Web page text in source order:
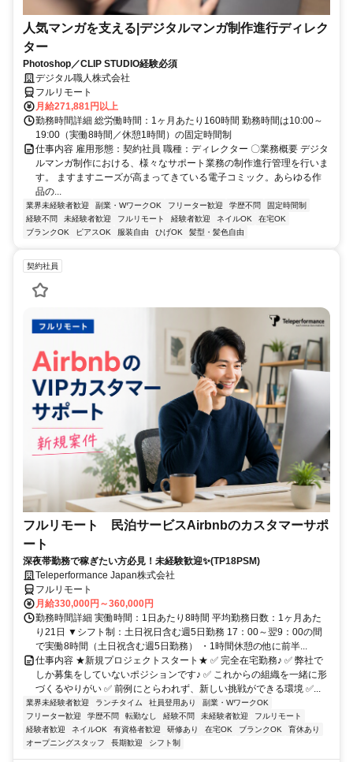
人気マンガを支える|デジタルマンガ制作進行ディレク
ター
Photoshop／CLIP STUDIO経験必須
デジタル職人株式会社
フルリモート
月給271,881円以上
勤務時間詳細 総労働時間：1ヶ月あたり160時間 勤務時間は10:00～
19:00（実働8時間／休憩1時間）の固定時間制
仕事内容 雇用形態：契約社員 職種：ディレクター 〇業務概要 デジタ
ルマンガ制作における、様々なサポート業務の制作進行管理を行いま
す。 ますますニーズが高まってきている電子コミック。あらゆる作
品の...
業界未経験者歓迎 副業・WワークOK フリーター歓迎 学歴不問
固定時間制
経験不問
未経験者歓迎 フルリモート 経験者歓迎 ネイルOK
在宅OK
ブランクOK
ピアスOK 服装自由 ひげOK 髪型・髪色自由
契約社員
フルリモート 民泊サービスAirbnbのカスタマーサポ
ート
深夜帯勤務で稼ぎたい方必見！未経験歓迎✨(TP18PSM)
Teleperformance Japan株式会社
フルリモート
月給330,000円～360,000円
勤務時間詳細 実働時間：1日あたり8時間 平均勤務日数：1ヶ月あた
り21日 ▼シフト制：土日祝日含む週5日勤務 17：00～翌9：00の間
で実働8時間（土日祝含む週5日勤務） ・1時間休憩の他に前半...
仕事内容 ★新規プロジェクトスタート★ ✅ 完全在宅勤務♪ ✅ 弊社で
しか募集をしていないポジションです♪ ✅ これからの組織を一緒に形
づくるやりがい ✅ 前例にとらわれず、新しい挑戦ができる環境 ✅...
業界未経験者歓迎 ランチタイム 社員登用あり
副業・WワークOK
フリーター歓迎
学歴不問 転勤なし 経験不問 未経験者歓迎
フルリモート
経験者歓迎
ネイルOK 有資格者歓迎 研修あり 在宅OK ブランクOK
育休あり
オープニングスタッフ
長期歓迎 シフト制